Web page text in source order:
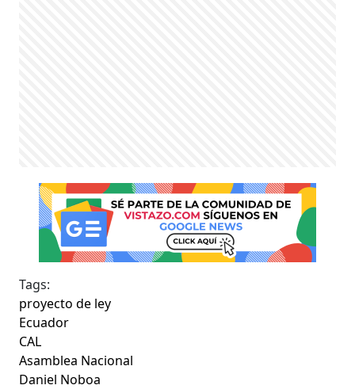
Tags:
proyecto de ley
Ecuador
CAL
Asamblea Nacional
Daniel Noboa